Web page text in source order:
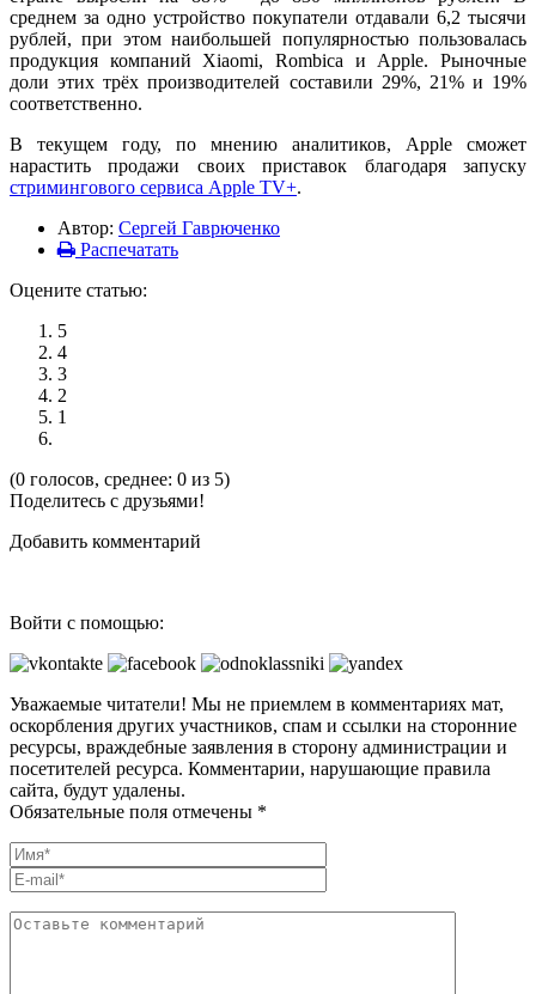
среднем за одно устройство покупатели отдавали 6,2 тысячи
рублей, при этом наибольшей популярностью пользовалась
продукция компаний Xiaomi, Rombica и Apple. Рыночные
доли этих трёх производителей составили 29%, 21% и 19%
соответственно.
В текущем году, по мнению аналитиков, Apple сможет
нарастить продажи своих приставок благодаря запуску
стримингового сервиса Apple TV+.
Автор: Сергей Гаврюченко
Распечатать
Оцените статью:
5
4
3
2
1
(0 голосов, среднее: 0 из 5)
Поделитесь с друзьями!
Добавить комментарий
Войти с помощью:
Уважаемые читатели! Мы не приемлем в комментариях мат,
оскорбления других участников, спам и ссылки на сторонние
ресурсы, враждебные заявления в сторону администрации и
посетителей ресурса. Комментарии, нарушающие правила
сайта, будут удалены.
Обязательные поля отмечены *